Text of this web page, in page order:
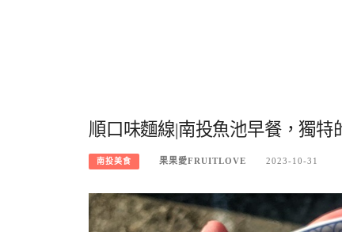
順口味麵線|南投魚池早餐，獨
南投美食 果果愛FRUITLOVE 2023-10-31